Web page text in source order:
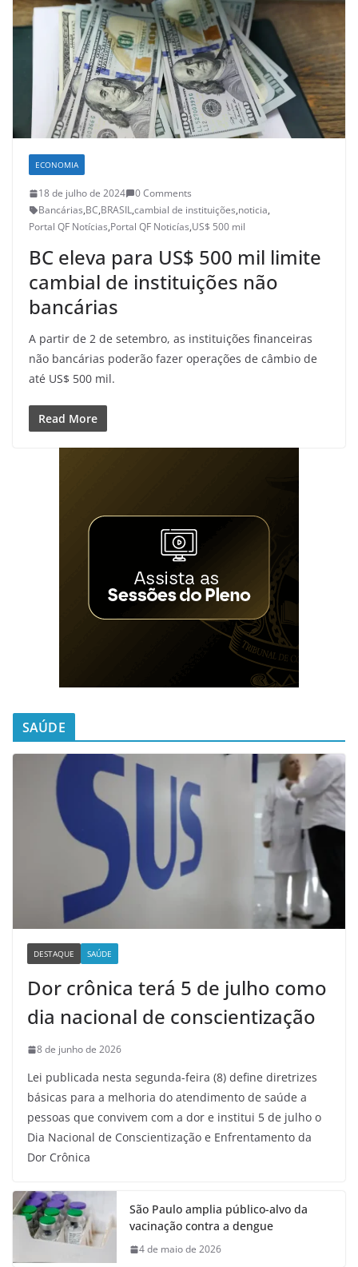
ECONOMIA
18 de julho de 2024
0 Comments
Bancárias,BC,BRASIL,cambial de instituições,noticia,
Portal QF Notícias,Portal QF Noticías,US$ 500 mil
BC eleva para US$ 500 mil limite
cambial de instituições não
bancárias
A partir de 2 de setembro, as instituições financeiras
não bancárias poderão fazer operações de câmbio de
até US$ 500 mil.
Read More
SAÚDE
DESTAQUE SAÚDE
Dor crônica terá 5 de julho como
dia nacional de conscientização
8 de junho de 2026
Lei publicada nesta segunda-feira (8) define diretrizes
básicas para a melhoria do atendimento de saúde a
pessoas que convivem com a dor e institui 5 de julho o
Dia Nacional de Conscientização e Enfrentamento da
Dor Crônica
São Paulo amplia público-alvo da
vacinação contra a dengue
4 de maio de 2026